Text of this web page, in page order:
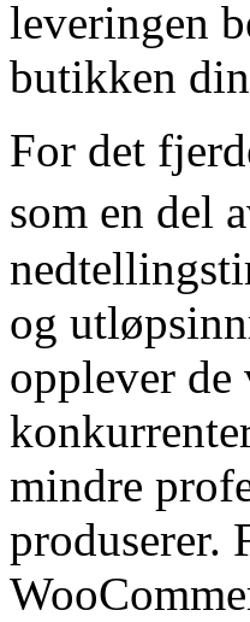
leveringen
butikken
For det
som en del
og
opplever
mindre
produserer.